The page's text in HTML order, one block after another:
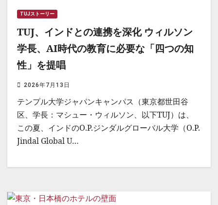
TUJストーリー
TUJ、インドとの連携を深化 ウィルソン
学長、AI時代の教育に必要な「四つの知
性」を提唱
2026年7月13日
テンプル大学ジャパンキャンパス（東京都世田谷
区、学長：マシュー・ウィルソン、以下TUJ）は、
この夏、インドのO.P.ジンダルグローバル大学（O.P.
Jindal Global U…